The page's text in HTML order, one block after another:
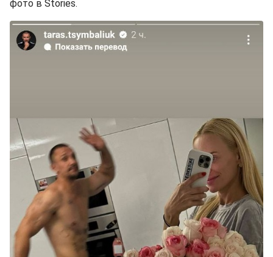
фото в Stories.